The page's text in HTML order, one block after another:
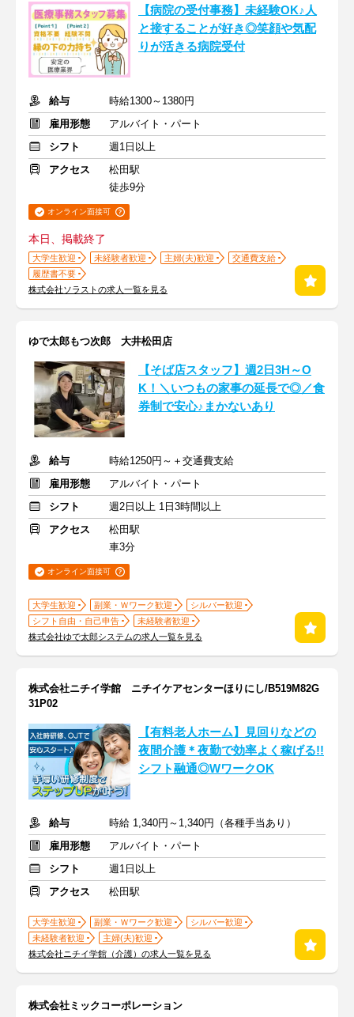
【病院の受付事務】未経験OK♪人
と接することが好き◎笑顔や気配
りが活きる病院受付
給与
時給1300～1380円
雇用形態
アルバイト・パート
シフト
週1日以上
アクセス
松田駅
徒歩9分
オンライン面接可
本日、掲載終了
大学生歓迎 未経験者歓迎 主婦(夫)歓迎
交通費支給
履歴書不要
株式会社ソラストの求人一覧を見る
ゆで太郎もつ次郎 大井松田店
【そば店スタッフ】週2日3H～O
K！＼いつもの家事の延長で◎／食
券制で安心♪まかないあり
給与
時給1250円～＋交通費支給
雇用形態
アルバイト・パート
シフト
週2日以上 1日3時間以上
アクセス
松田駅
車3分
オンライン面接可
大学生歓迎 副業・Ｗワーク歓迎
シルバー歓迎
シフト自由・自己申告
未経験者歓迎
株式会社ゆで太郎システムの求人一覧を見る
株式会社ニチイ学館 ニチイケアセンターほりにし/B519M82G
31P02
【有料老人ホーム】見回りなどの
夜間介護＊夜勤で効率よく稼げる!!
シフト融通◎WワークOK
給与
時給 1,340円～1,340円（各種手当あり）
雇用形態
アルバイト・パート
シフト
週1日以上
アクセス
松田駅
大学生歓迎 副業・Ｗワーク歓迎
シルバー歓迎
未経験者歓迎
主婦(夫)歓迎
株式会社ニチイ学館（介護）の求人一覧を見る
株式会社ミックコーポレーション